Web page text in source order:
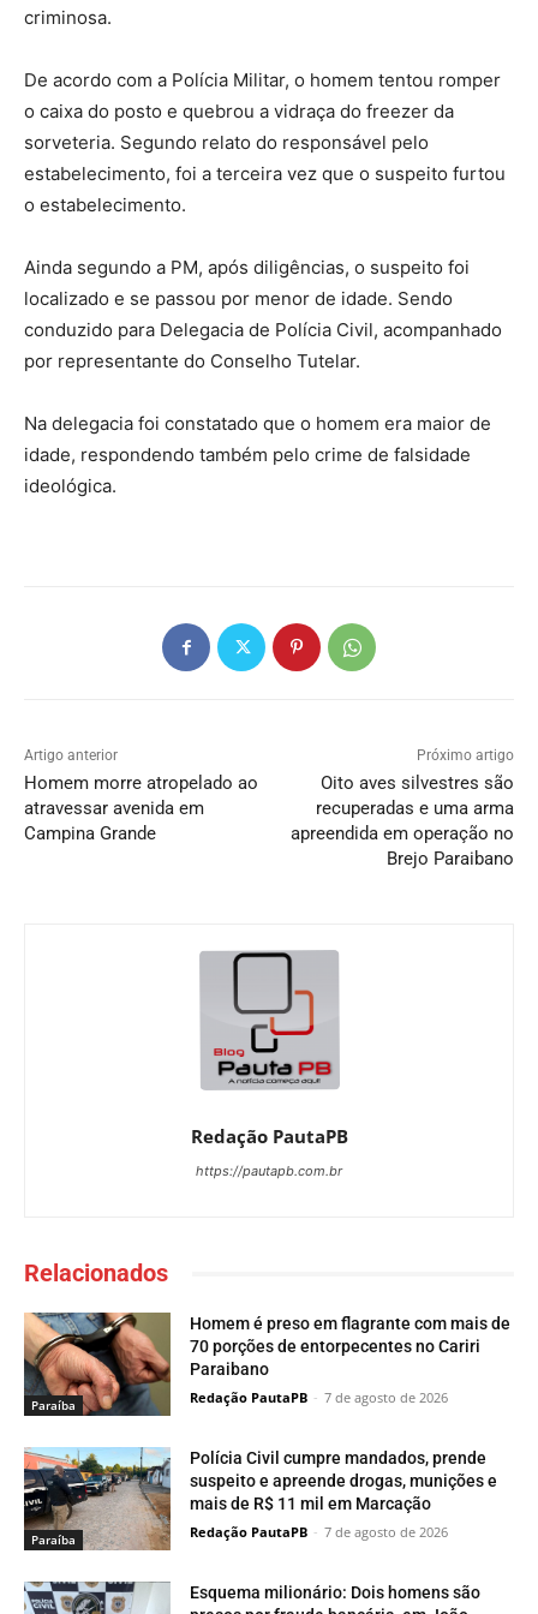
criminosa.
De acordo com a Polícia Militar, o homem tentou romper
o caixa do posto e quebrou a vidraça do freezer da
sorveteria. Segundo relato do responsável pelo
estabelecimento, foi a terceira vez que o suspeito furtou
o estabelecimento.
Ainda segundo a PM, após diligências, o suspeito foi
localizado e se passou por menor de idade. Sendo
conduzido para Delegacia de Polícia Civil, acompanhado
por representante do Conselho Tutelar.
Na delegacia foi constatado que o homem era maior de
idade, respondendo também pelo crime de falsidade
ideológica.
Artigo anterior
Homem morre atropelado ao
atravessar avenida em
Campina Grande
Próximo artigo
Oito aves silvestres são
recuperadas e uma arma
apreendida em operação no
Brejo Paraibano
Redação PautaPB
https://pautapb.com.br
Relacionados
Paraí­ba
Homem é preso em flagrante com mais de
70 porções de entorpecentes no Cariri
Paraibano
Redação PautaPB - 7 de agosto de 2026
Paraí­ba
Polícia Civil cumpre mandados, prende
suspeito e apreende drogas, munições e
mais de R$ 11 mil em Marcação
Redação PautaPB - 7 de agosto de 2026
Esquema milionário: Dois homens são